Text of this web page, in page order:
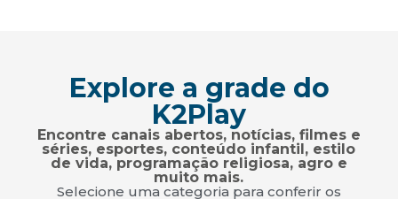
Explore a grade do
K2Play
Encontre canais abertos, notícias, filmes e
séries, esportes, conteúdo infantil, estilo
de vida, programação religiosa, agro e
muito mais.
Selecione uma categoria para conferir os